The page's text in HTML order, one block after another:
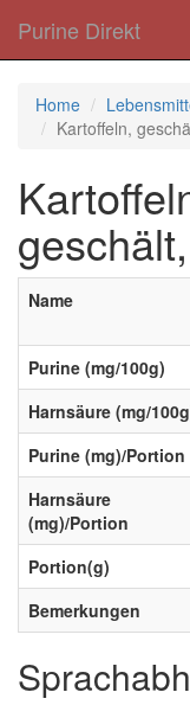
Purine Direkt
Home
Kartoffeln,
Name
Purine (mg/100g)
Harnsäure (mg/
Purine (mg)/Portion
Harnsäure
(mg)/Portion
Portion(g)
Bemerkungen